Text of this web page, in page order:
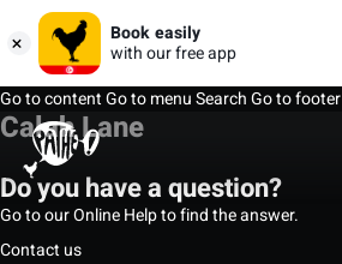
Book easily
with our free app
Go to contentGo to menuSearchGo to footer
Calah Lane
Do you have a question?
Go to our Online Help to find the answer.
Contact us